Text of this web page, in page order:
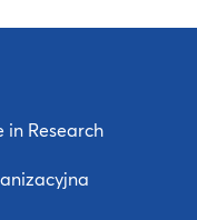
in Research